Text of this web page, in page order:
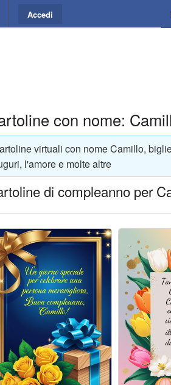
Accedi
con nome:
virtuali con nome Camillo,
l'amore e molte altre
di compleanno per